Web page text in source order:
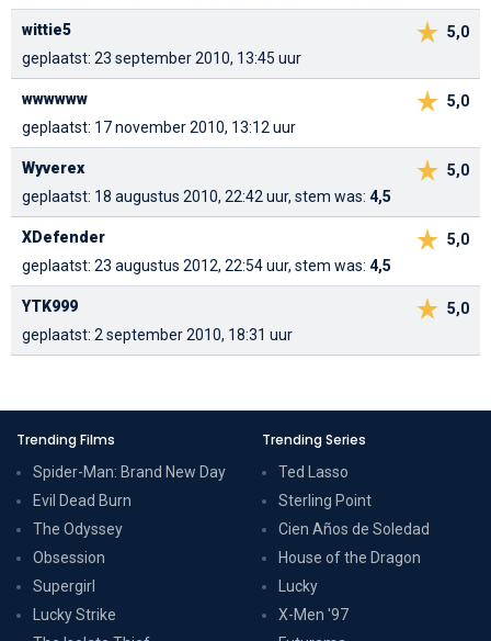
5,0
wittie5
geplaatst: 23 september 2010, 13:45 uur
5,0
wwwwww
geplaatst: 17 november 2010, 13:12 uur
5,0
Wyverex
geplaatst: 18 augustus 2010, 22:42 uur, stem was: 4,5
5,0
XDefender
geplaatst: 23 augustus 2012, 22:54 uur, stem was: 4,5
5,0
YTK999
geplaatst: 2 september 2010, 18:31 uur
Trending Films
Spider-Man: Brand New Day
Evil Dead Burn
The Odyssey
Obsession
Supergirl
Lucky Strike
Trending Series
Ted Lasso
Sterling Point
Cien Años de Soledad
House of the Dragon
Lucky
X-Men '97